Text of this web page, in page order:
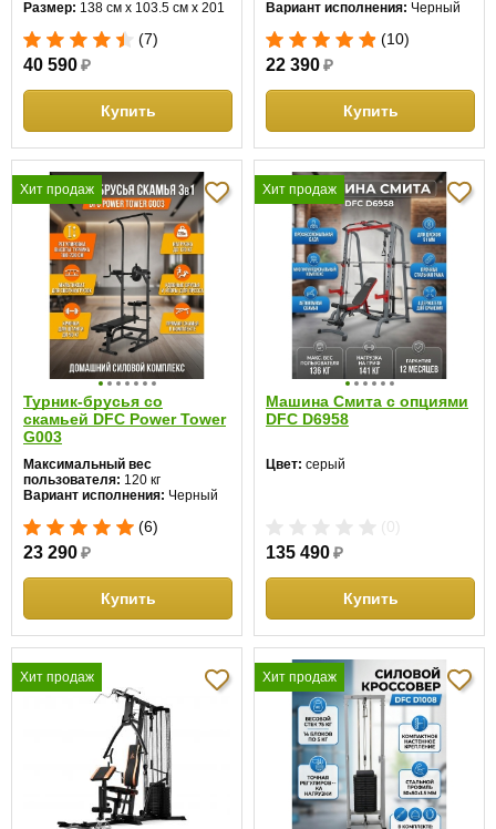
Размер: 138 см х 103.5 см х 201
(7)
40 590₽
Купить
Вариант исполнения: Черный
(10)
22 390₽
Купить
Хит продаж
Турник-брусья со
скамьей DFC Power Tower
G003
Максимальный вес
пользователя: 120 кг
Вариант исполнения: Черный
(6)
23 290₽
Купить
Хит продаж
Машина Смита с опциями
DFC D6958
Цвет: серый
135 490₽
Купить
Хит продаж Хит продаж